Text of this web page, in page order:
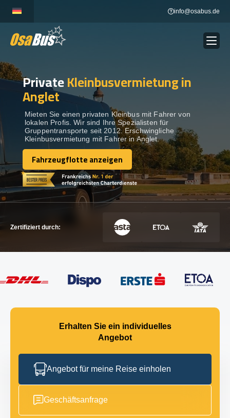
content
info@osabus.de
BUSVERMIETUNG Show dropdown
REISEZIELE
FLOTTE
KONTAKTIEREN SIE UNS
KONTAKTIEREN SIE UNS
PrivateKleinbusvermietung in
Anglet
Mieten Sie einen privaten Kleinbus mit Fahrer von
lokalen Profis. Wir sind Ihre Spezialisten für
Gruppentransporte seit 2012. Erschwingliche
Kleinbusvermietung mit Fahrer in Anglet.
Fahrzeugflotte anzeigen
Fahrzeugflotte anzeigen
Zertifiziert durch:
Erhalten Sie ein individuelles
Angebot
Angebot für meine Reise einholen
Geschäftsanfrage